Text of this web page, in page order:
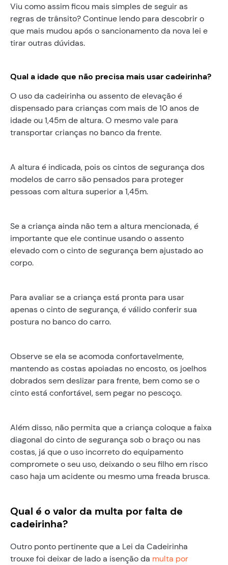
Viu como assim ficou mais simples de seguir as
regras de trânsito? Continue lendo para descobrir o
que mais mudou após o sancionamento da nova lei e
tirar outras dúvidas.
Qual a idade que não precisa mais usar cadeirinha?
O uso da cadeirinha ou assento de elevação é
dispensado para crianças com mais de 10 anos de
idade ou 1,45m de altura. O mesmo vale para
transportar crianças no banco da frente.
A altura é indicada, pois os cintos de segurança dos
modelos de carro são pensados para proteger
pessoas com altura superior a 1,45m.
Se a criança ainda não tem a altura mencionada, é
importante que ele continue usando o assento
elevado com o cinto de segurança bem ajustado ao
corpo.
Para avaliar se a criança está pronta para usar
apenas o cinto de segurança, é válido conferir sua
postura no banco do carro.
Observe se ela se acomoda confortavelmente,
mantendo as costas apoiadas no encosto, os joelhos
dobrados sem deslizar para frente, bem como se o
cinto está confortável, sem pegar no pescoço.
Além disso, não permita que a criança coloque a faixa
diagonal do cinto de segurança sob o braço ou nas
costas, já que o uso incorreto do equipamento
compromete o seu uso, deixando o seu filho em risco
caso haja um acidente ou mesmo uma freada brusca.
Qual é o valor da multa por falta de
cadeirinha?
Outro ponto pertinente que a Lei da Cadeirinha
trouxe foi deixar de lado a isenção da multa por